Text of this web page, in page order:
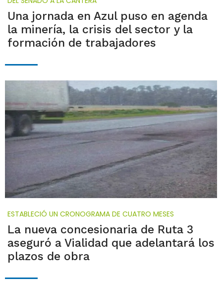
Una jornada en Azul puso en agenda
la minería, la crisis del sector y la
formación de trabajadores
ESTABLECIÓ UN CRONOGRAMA DE CUATRO MESES
La nueva concesionaria de Ruta 3
aseguró a Vialidad que adelantará los
plazos de obra